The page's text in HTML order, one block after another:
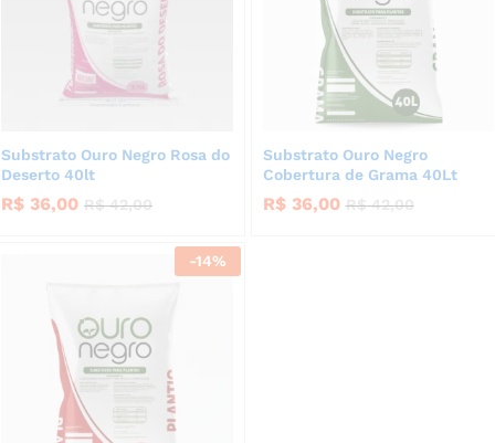
Substrato Ouro Negro Rosa do
Deserto 40lt
R$ 36,00 R$42,00
Substrato Ouro Negro
Cobertura de Grama 40Lt
R$36,00 R$42,00
-14%